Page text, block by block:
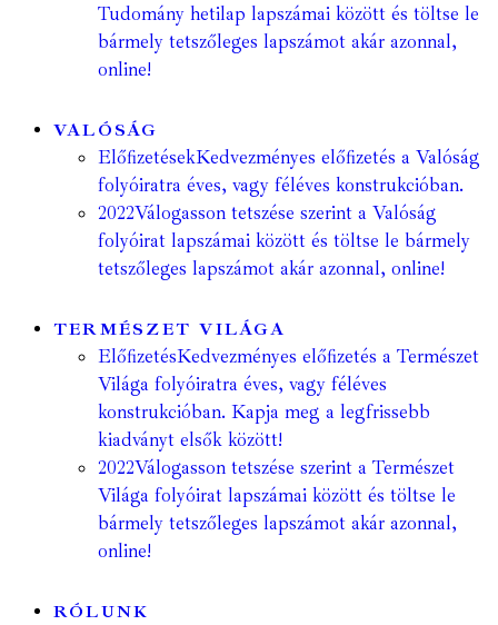
Tudomány hetilap lapszámai között és töltse le
bármely tetszőleges lapszámot akár azonnal,
online!
VALÓSÁG
ElőfizetésekKedvezményes előfizetés a Valóság
folyóiratra éves, vagy féléves konstrukcióban.
2022Válogasson tetszése szerint a Valóság
folyóirat lapszámai között és töltse le bármely
tetszőleges lapszámot akár azonnal, online!
TERMÉSZET VILÁGA
ElőfizetésKedvezményes előfizetés a Természet
Világa folyóiratra éves, vagy féléves
konstrukcióban. Kapja meg a legfrissebb
kiadványt elsők között!
2022Válogasson tetszése szerint a Természet
Világa folyóirat lapszámai között és töltse le
bármely tetszőleges lapszámot akár azonnal,
online!
RÓLUNK